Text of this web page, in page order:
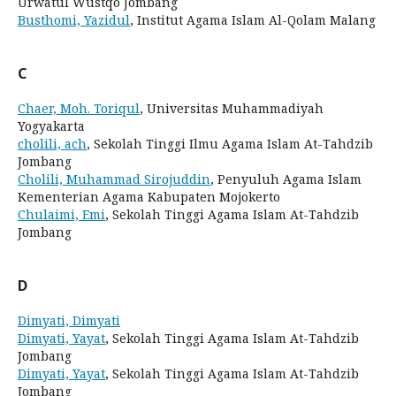
Busthomi, Yazidul, Institut Agama Islam Al-Qolam Malang
C
Chaer, Moh. Toriqul, Universitas Muhammadiyah
Yogyakarta
cholili, ach, Sekolah Tinggi Ilmu Agama Islam At-Tahdzib
Jombang
Cholili, Muhammad Sirojuddin, Penyuluh Agama Islam
Kementerian Agama Kabupaten Mojokerto
Chulaimi, Emi, Sekolah Tinggi Agama Islam At-Tahdzib
Jombang
D
Dimyati, Dimyati
Dimyati, Yayat, Sekolah Tinggi Agama Islam At-Tahdzib
Jombang
Dimyati, Yayat, Sekolah Tinggi Agama Islam At-Tahdzib
Jombang